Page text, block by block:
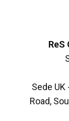
ReS
Sede
Road,